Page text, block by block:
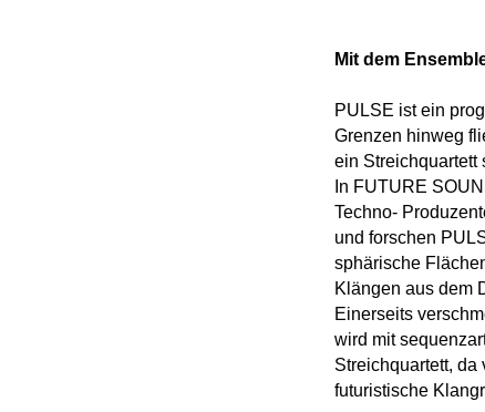
Mit dem
PULSE ist ein
Grenzen hinweg
ein Streichquartett
In FUTURE
Techno-
und forschen
sphärische
Klängen aus dem
Einerseits
wird mit
Streichquartett,
futuristische